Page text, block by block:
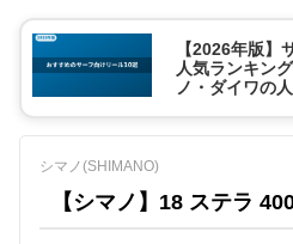
【2026年版】
人気ランキン
ノ・ダイワの
シマノ(SHIMANO)
【シマノ】18 ステラ